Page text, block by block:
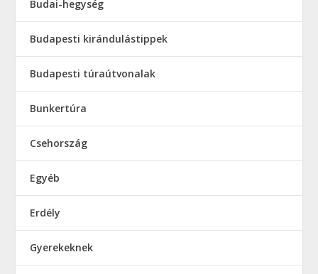
Budai-hegység
Budapesti kirándulástippek
Budapesti túraútvonalak
Bunkertúra
Csehország
Egyéb
Erdély
Gyerekeknek